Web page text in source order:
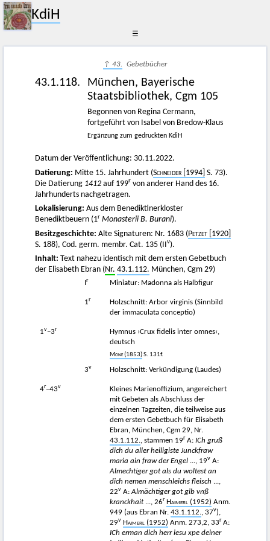
KdiH
☰
↑ 43. Gebetbücher
43.1.118.
München, Bayerische
Staatsbibliothek, Cgm 105
Begonnen von Regina Cermann,
fortgeführt von Isabel von Bredow-Klaus
Ergänzung zum gedruckten KdiH
Datum der Veröffentlichung: 30.11.2022.
Datierung: Mitte 15. Jahrhundert (Schneider [1994] S. 73).
Die Datierung 1412 auf 199r von anderer Hand des 16.
Jahrhunderts nachgetragen.
Lokalisierung: Aus dem Benediktinerkloster
Benediktbeuern (1r Monasterii B. Burani).
Besitzgeschichte: Alte Signaturen: Nr. 1683 (Petzet [1920]
S. 188), Cod. germ. membr. Cat. 135 (IIv).
Inhalt: Text nahezu identisch mit dem ersten Gebetbuch
der Elisabeth Ebran (Nr. 43.1.112. München, Cgm 29)
r Miniatur: Madonna als Halbfigur
1r
Holzschnitt: Arbor virginis (Sinnbild
der immaculata conceptio)
1v−3r
Hymnus ›Crux fidelis inter omnes‹,
deutsch
Mone(1853)S. 131f.
3v Holzschnitt: Verkündigung (Laudes)
4r−43v
Kleines Marienoffizium, angereichert
mit Gebeten als Abschluss der
einzelnen Tagzeiten, die teilweise aus
dem ersten Gebetbuch für Elisabeth
Ebran, München, Cgm 29, Nr.
43.1.112., stammen 19r A: ICh gruß
dich du aller heiligiste Junckfraw
maria ain fraw der Engel ..., 19v A:
Almechtiger got als du woltest an
dich nemen menschleichs fleisch ...,
22v A:Almächtiger got gib vnß
kranckhait..., 26r Haimerl (1952) Anm.
949 (aus Ebran Nr. 43.1.112., 37v),
29v Haimerl (1952) Anm. 273,2, 33r A:
ICh erman dich herr iesu xpe deiner